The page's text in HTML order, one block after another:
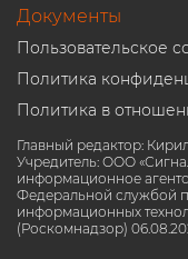
Документы
Пользовательское
Политика
Политика в
Главный редактор:
Учредитель: ООО
информационное
Федеральной службой
информационных
(Роскомнадзор)